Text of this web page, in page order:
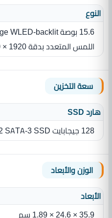
النوع
اللمس المتعدد بدقة 1920 × 1080 بكسل‎
سعة التخزين
هارد SSD
128 جيجابايت M2 SATA-3 SSD
الوزن والأبعاد
الأبعاد
35.9 × 24.6 × 1.89 سم